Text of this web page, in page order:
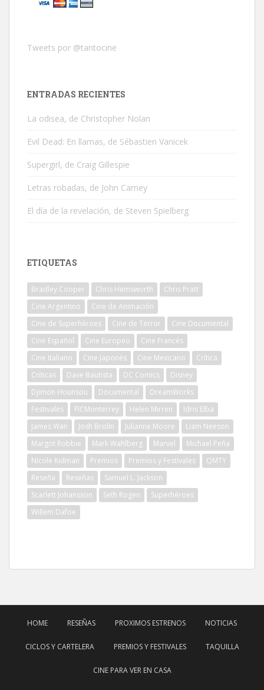
Tweets por @tantocine
ENTRADAS RECIENTES
La odisea, de Christopher Nolan
Evil Dead: En llamas, de Sébastien Vanicek
Supergirl, de Craig Gillespie
Letras robadas, de John Carney
El día de la revelación, de Steven Spielberg
ETIQUETAS
Bradley Cooper Chris Hemsworth
Chris Pratt
Cine Argentino
Cine de Animación
Cine de Superhéroes
Cine de Terror
Cine Documental
Cine Español
Cine Europeo
Cine Francés
Cine Italiano
Cine Japonés Cine Mexicano
Crítica
Críticas
Dave Bautista DC Comics
Disney
Djimon Hounsou
Documental
DreamWorks
Festivales
FICMonterrey Helen Mirren
Idris Elba
James Wan
Josh Brolin Julianne Moore
Liam Neeson
Margot Robbie
Mark Wahlberg Marvel
Michael Peña
Nicole Kidman
Premios Premios y Festivales
QMTY
Reseña
Reseñas
Samuel L. Jackson
Scarlett Johansson
Seth Rogen
Superhéroes
Willem Dafoe
HOME RESEÑAS PROXIMOS ESTRENOS NOTICIAS
CICLOS Y CARTELERA PREMIOS Y FESTIVALES TAQUILLA
CINE PARA VER EN CASA